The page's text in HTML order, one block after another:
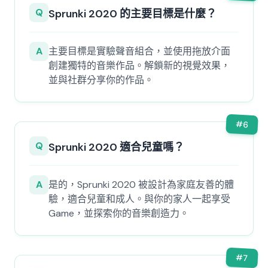
Q Sprunki 2020 的主要目標是什麼？
A 主要目標是實驗聲音組合，並使用拖放介面
創建獨特的音樂作品。解鎖新的視覺效果，
並與社群分享你的作品。
#6
Q Sprunki 2020 適合兒童嗎？
A 是的，Sprunki 2020 被設計為家庭友善的體
驗，適合兒童和成人。與你的家人一起享受
Game，並探索你的音樂創造力。
#7